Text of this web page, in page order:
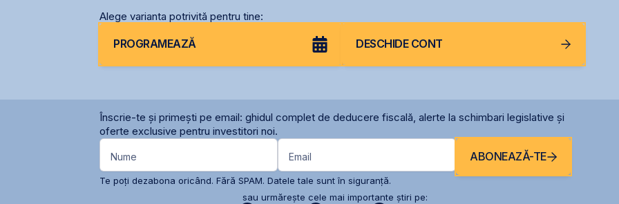
Alege varianta potrivită pentru tine:
PROGRAMEAZĂ DESCHIDE CONT
Înscrie-te și primești pe email: ghidul complet de deducere fiscală, alerte la schimbari legislative și
oferte exclusive pentru investitori noi.
Nume Email ABONEAZĂ-TE
Te poți dezabona oricând. Fără SPAM. Datele tale sunt în siguranță.
sau urmărește cele mai importante știri pe: